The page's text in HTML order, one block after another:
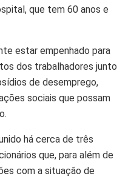
que tem 60 anos e
estar empenhado para
dos trabalhadores junto
de desemprego,
sociais que possam
há cerca de três
que, para além de
com a situação de